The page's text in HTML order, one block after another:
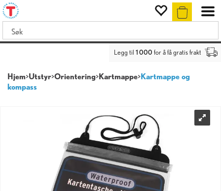
Legg til 1 000 for å få gratis frakt
Hjem>Utstyr>Orientering>Kartmappe>Kartmappe og
kompass